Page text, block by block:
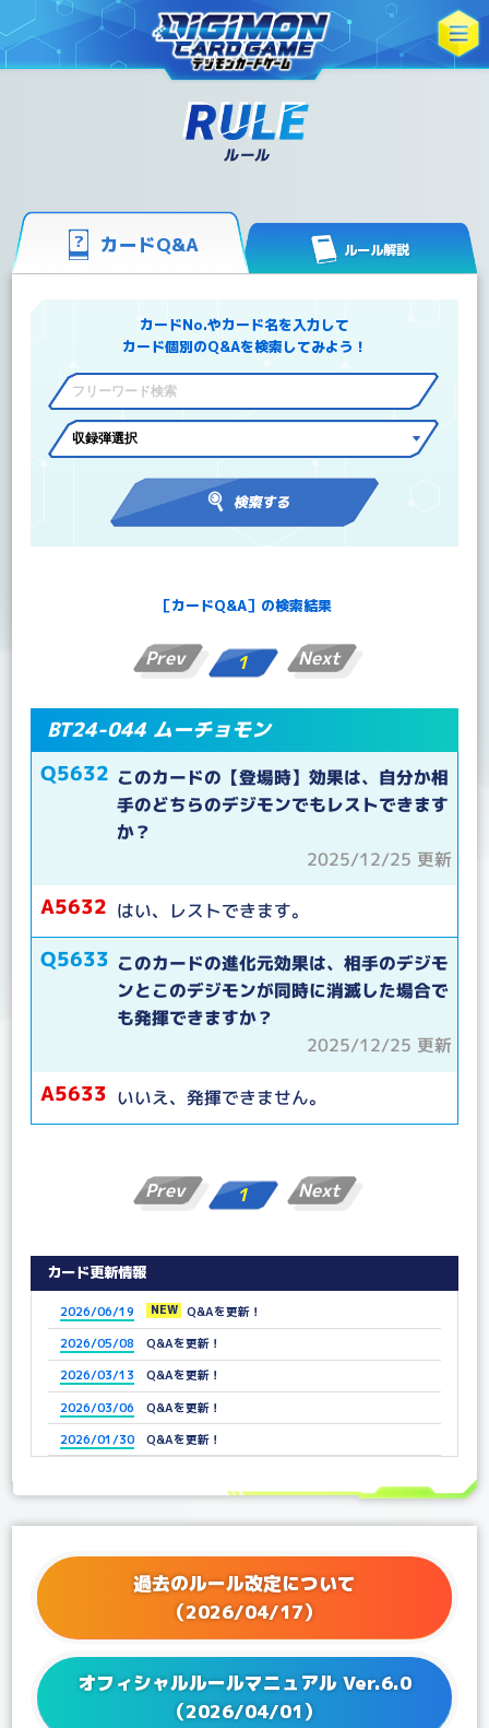
カードQ&A ルール解説
カードNo.やカード名を入力して
カード個別のQ&Aを検索してみよう！
［カードQ&A］の検索結果
Prev 1 Next
BT24-044 ムーチョモン
Q5632 このカードの【登場時】効果は、自分か相
手のどちらのデジモンでもレストできます
か？
2025/12/25 更新
A5632 はい、レストできます。
Q5633 このカードの進化元効果は、相手のデジモ
ンとこのデジモンが同時に消滅した場合で
も発揮できますか？
2025/12/25 更新
A5633 いいえ、発揮できません。
Prev 1 Next
カード更新情報
2026/06/19 NEW Q&Aを更新！
2026/05/08 Q&Aを更新！
2026/03/13 Q&Aを更新！
2026/03/06 Q&Aを更新！
2026/01/30 Q&Aを更新！
Q&Aを更新！
2025/06/25
2025/06/13 Q&Aを更新！
過去のルール改定について
（2026/04/17）
オフィシャルルールマニュアル Ver.6.0
（2026/04/01）